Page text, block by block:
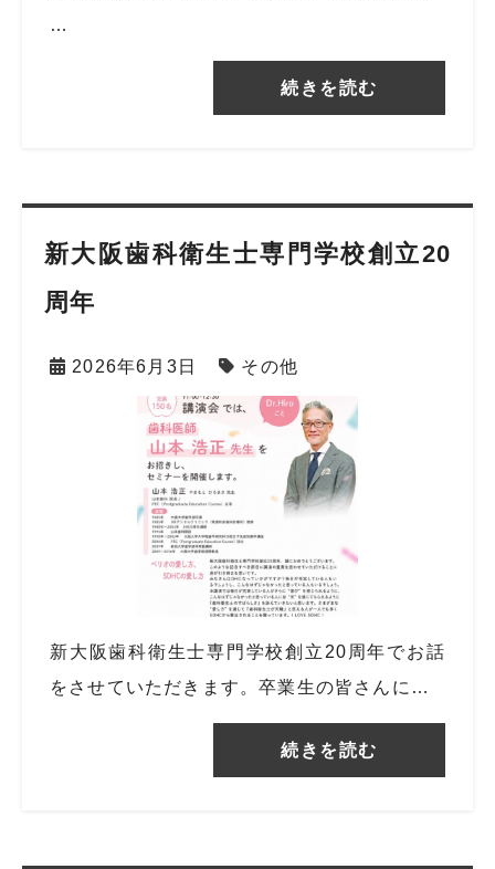
…
続きを読む
新大阪歯科衛生士専門学校創立20
周年
2026年6月3日 その他
新大阪歯科衛生士専門学校創立20周年でお話
をさせていただきます。卒業生の皆さんに…
続きを読む